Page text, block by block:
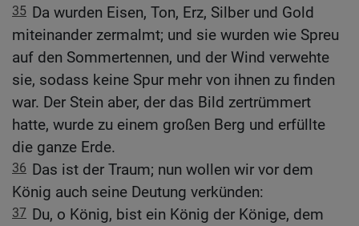
35 Da wurden Eisen, Ton, Erz, Silber und Gold
miteinander zermalmt; und sie wurden wie Spreu
auf den Sommertennen, und der Wind verwehte
sie, sodass keine Spur mehr von ihnen zu finden
war. Der Stein aber, der das Bild zertrümmert
hatte, wurde zu einem großen Berg und erfüllte
die ganze Erde.
36 Das ist der Traum; nun wollen wir vor dem
König auch seine Deutung verkünden:
37 Du, o König, bist ein König der Könige, dem